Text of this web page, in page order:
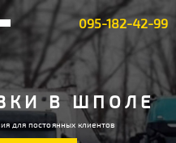
095-182-42-99
В ШПОЛЕ
для постоянных клиентов